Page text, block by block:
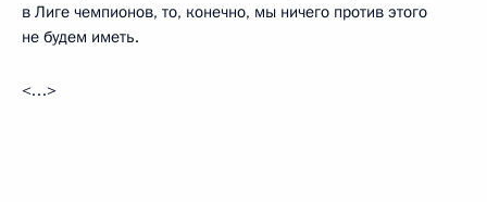
в Лиге чемпионов, то, конечно, мы ничего против этого
не будем иметь.
<…>